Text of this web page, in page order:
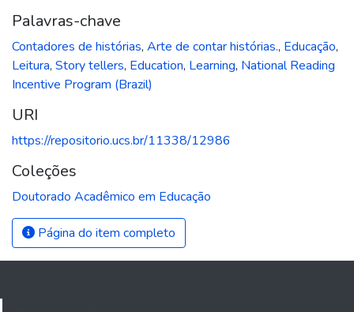
Palavras-chave
Contadores de histórias, Arte de contar histórias., Educação,
Leitura, Story tellers, Education, Learning, National Reading
Incentive Program (Brazil)
URI
https://repositorio.ucs.br/11338/12986
Coleções
Doutorado Acadêmico em Educação
Página do item completo